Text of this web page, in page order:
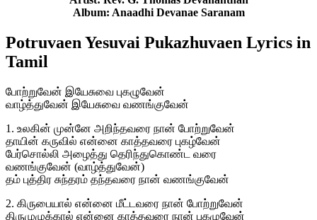
Album: Anaadhi Devanae Saranam
Potruvaen Yesuvai Pukazhuvaen Lyrics in
Tamil
போற்றுவேன் இயேசுவை புகழுவேன்
வாழ்த்துவேன் இயேசுவை வணங்குவேன்
1. உலகின் முன்னே அறிந்தவரை நான் போற்றுவேன்
தாயின் கருவில் என்னை காத்தவரை புகழ்வேன்
பேர்சொல்லி அழைத்து தெரிந்துகொண்ட வரை
வணங்குவேன் (வாழ்த்துவேன்)
தம் புத்திர சுந்தரம் தந்தவரை நான் வணங்குவேன்
2. கிருபையால் என்னை மீட்டவரை நான் போற்றுவேன்
திருமுழுக்கால் என்னை காத்தவரை நான் புகழுவேன்